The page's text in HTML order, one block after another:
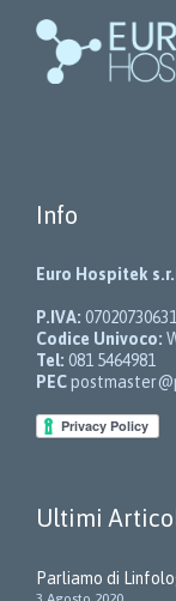
Info
Euro Hospitek
P.IVA: 07020730631
Codice Univoco:
Tel: 081 5464981
PEC
Ultimi
Parliamo di